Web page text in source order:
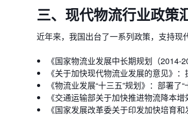
三、现代物流行业政策
近年来，我国出台了一系列政策，支持现
《国家物流业发展中长期规划（2014-
《关于加快现代物流业发展的意见》
《物流业发展“十三五”规划》：部署了
《交通运输部关于加快推进物流降本
《国家发展改革委关于印发加快培育